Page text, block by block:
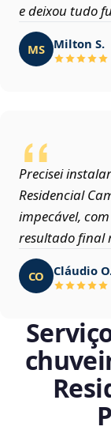
e deixou tudo
MS Milton S.
Precisei
Residencial
impecável,
resultado final
CO Cláudio